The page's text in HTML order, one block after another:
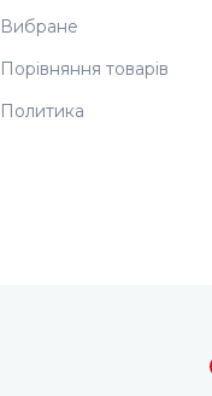
Вибране
Порівняння товарів
Политика